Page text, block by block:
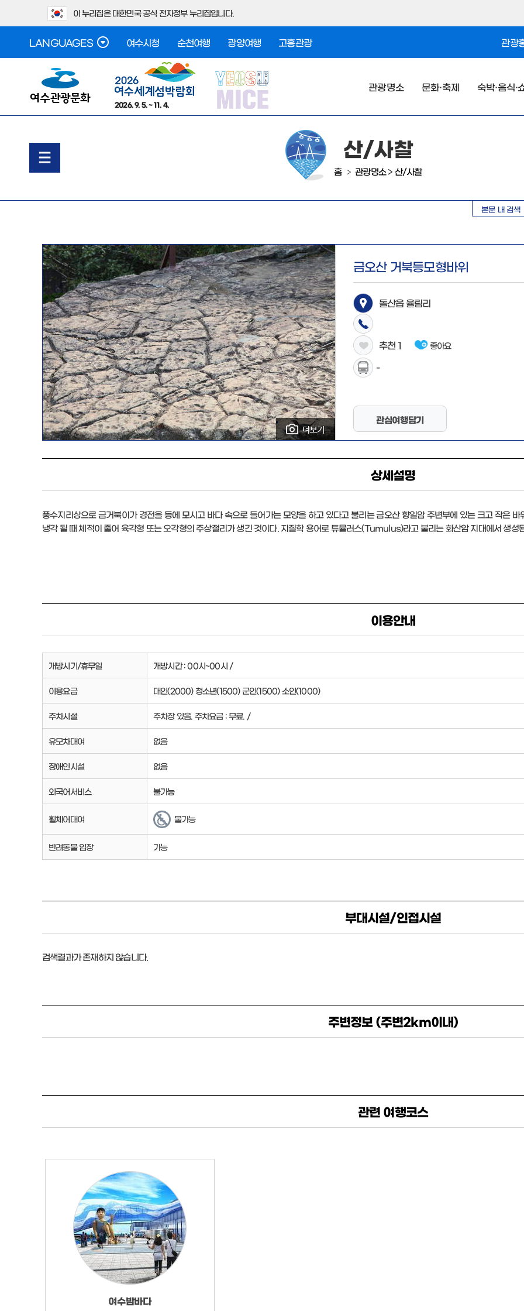
이 누리집은 대한민국 공식 전자정부 누리집입니다.
LANGUAGES 여수시청 순천여행 광양여행 고흥관광 관광
2026. 9. 5. ~ 11. 4.
관광명소 문화·축제 숙박·음식·
산/사찰
홈 > 관광명소 > 산/사찰
본문 내 검색
금오산 거북등모형바위
돌산읍 율림리
추천 1 좋아요
-
관심여행담기
상세설명
풍수지리상으로 금거북이가 경전을 등에 모시고 바다 속으로 들어가는 모양을 하고 있다고 불리는 금오산 향일암 주변부에 있는 크고 작은
냉각 될 때 체적이 줄어 육각형 또는 오각형의 주상절리가 생긴 것이다. 지질학 용어로 튜뮬러스(Tumulus)라고 불리는 화산암 지대에서 생성
이용안내
개방시기/휴무일 개방시간 : 00시~00시 /
이용요금 대인(2000) 청소년(1500) 군인(1500) 소인(1000)
주차시설 주차장 있음. 주차요금 : 무료. /
유모차대여 없음
장애인시설 없음
외국어서비스 불가능
휠체어대여 불가능
반려동물 입장 가능
부대시설/인접시설
검색결과가 존재하지 않습니다.
주변정보 (주변2km이내)
관련 여행코스
여수밤바다